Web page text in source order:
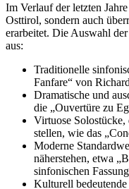
Im Verlauf der letzten
Osttirol, sondern auch
erarbeitet. Die Auswahl
aus:
Traditionelle
Fanfare“ von
Dramatische und
die „Ouvertüre zu
Virtuose
stellen, wie das
Moderne
näherstehen, etwa
sinfonischen Fassung
Kulturell